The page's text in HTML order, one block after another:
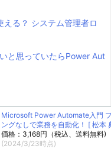
える？ システム管理者ロ
と思っていたらPower Aut
Microsoft Power Automate入門
ングなしで業務を自動化！ [ 松本
価格：3,168円（税込、送料無料)
(2024/3/23時点)